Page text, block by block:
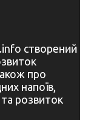
створений
про
напоїв,
розвиток